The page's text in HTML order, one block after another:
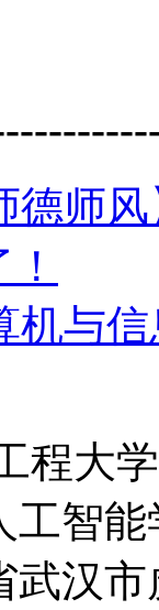
德师
机与
程大
智能
武汉